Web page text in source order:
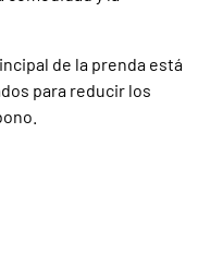
de la prenda está
para reducir los